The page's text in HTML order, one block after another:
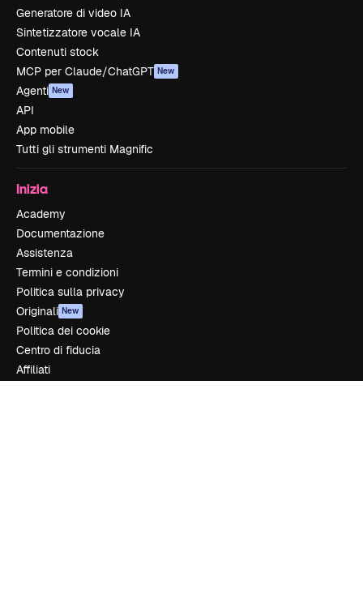
Generatore di video IA
Sintetizzatore vocale IA
Contenuti stock
MCP per Claude/ChatGPT New
Agenti New
API
App mobile
Tutti gli strumenti Magnific
Inizia
Academy
Documentazione
Assistenza
Termini e condizioni
Politica sulla privacy
Originali New
Politica dei cookie
Centro di fiducia
Affiliati